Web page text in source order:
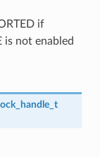
if
is not enabled